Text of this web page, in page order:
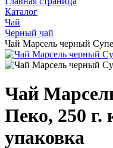
Каталог
Чай
Черный чай
Чай Марсель черный
Чай
Пеко, 250 г.
упаковка